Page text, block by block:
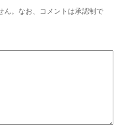
ん。なお、コメントは承認制で